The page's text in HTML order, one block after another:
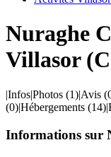
Nuraghe
Villasor
|Infos|Photos (1)|Avis
(0)|Hébergements (14)|
Informations sur